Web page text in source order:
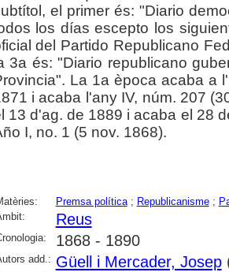
el primer és: "Diario
los días escepto los
del Partido Republicano
3a és: "Diario republicano
La 1a època acaba a
i acaba l'any IV, núm. 207
13 d'ag. de 1889 i acaba el 28
I, no. 1 (5 nov. 1868).
Premsa política; Republicanisme;
Reus
1868 - 1890
add.: Güell i Mercader, Josep